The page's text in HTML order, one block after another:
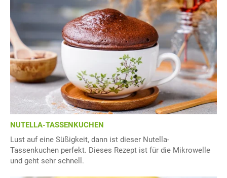
NUTELLA-TASSENKUCHEN
Lust auf eine Süßigkeit, dann ist dieser Nutella-
Tassenkuchen perfekt. Dieses Rezept ist für die Mikrowelle
und geht sehr schnell.